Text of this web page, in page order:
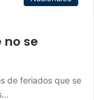
no se
de feriados que se